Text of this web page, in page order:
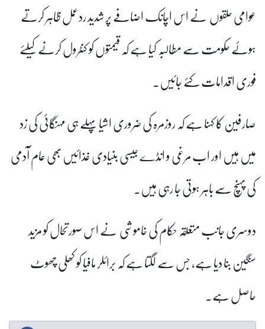
عوامی حلقوں نے اس اچانک اضافے پر شدید ردعمل ظاہر کرتے
ہوئے حکومت سے مطالبہ کیا ہے کہ قیمتوں کو کنٹرول کرنے کیلئے
فوری اقدامات کئے جائیں۔
صارفین کا کہنا ہے کہ روزمرہ کی ضروری اشیا پہلے ہی مہنگائی کی زد
میں ہیں اور اب مرغی و انڈے جیسی بنیادی غذائیں بھی عام آدمی
کی پہنچ سے باہر ہوتی جا رہی ہیں۔
دوسری جانب متعلقہ حکام کی خاموشی نے اس صورتحال کو مزید
سنگین بنا دیا ہے، جس سے لگتا ہے کہ برائلر مافیا کو کھلی چھوٹ
حاصل ہے۔